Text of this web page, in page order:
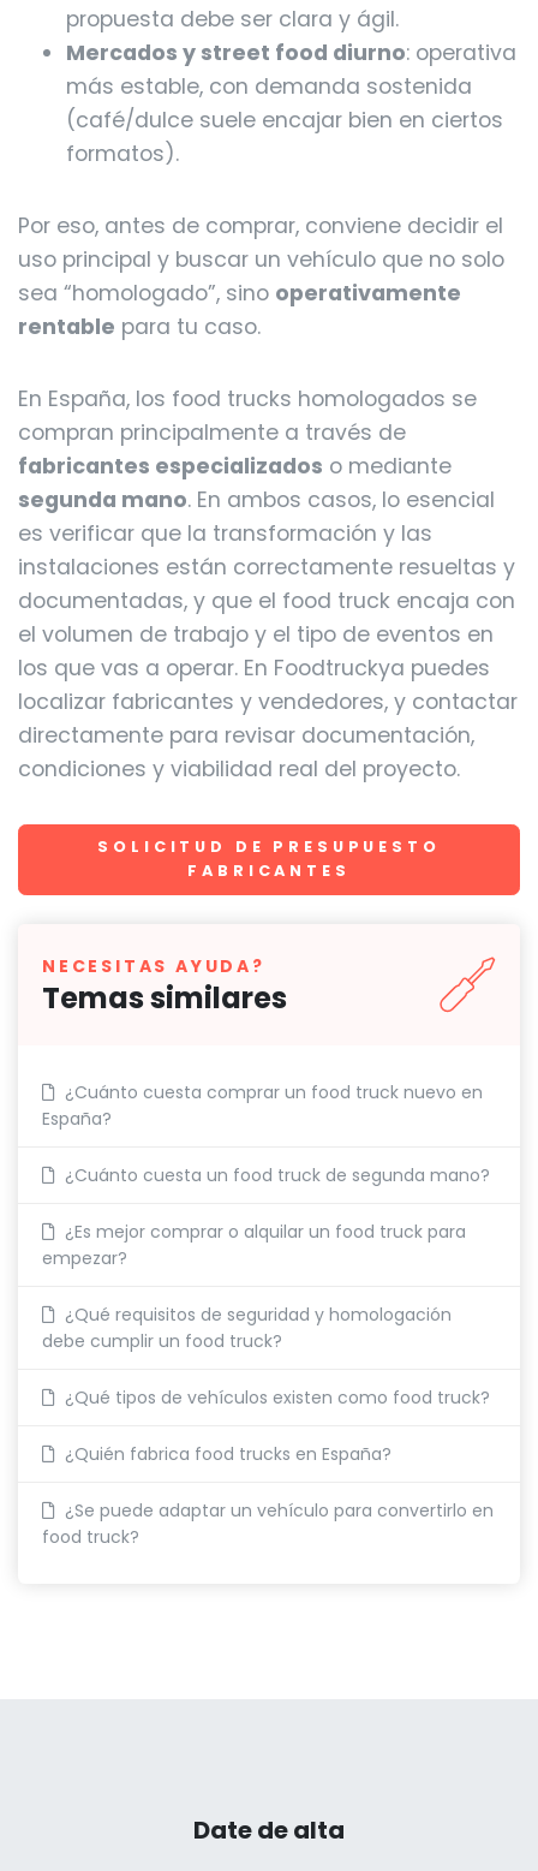
propuesta debe ser clara y ágil.
Mercados y street food diurno: operativa
más estable, con demanda sostenida
(café/dulce suele encajar bien en ciertos
formatos).
Por eso, antes de comprar, conviene decidir el
uso principal y buscar un vehículo que no solo
sea “homologado”, sino operativamente
rentable para tu caso.
En España, los food trucks homologados se
compran principalmente a través de
fabricantes especializados o mediante
segunda mano. En ambos casos, lo esencial
es verificar que la transformación y las
instalaciones están correctamente resueltas y
documentadas, y que el food truck encaja con
el volumen de trabajo y el tipo de eventos en
los que vas a operar. En Foodtruckya puedes
localizar fabricantes y vendedores, y contactar
directamente para revisar documentación,
condiciones y viabilidad real del proyecto.
SOLICITUD DE PRESUPUESTO
FABRICANTES
NECESITAS AYUDA?
Temas similares
¿Cuánto cuesta comprar un food truck nuevo en
España?
¿Cuánto cuesta un food truck de segunda mano?
¿Es mejor comprar o alquilar un food truck para
empezar?
¿Qué requisitos de seguridad y homologación
debe cumplir un food truck?
¿Qué tipos de vehículos existen como food truck?
¿Quién fabrica food trucks en España?
¿Se puede adaptar un vehículo para convertirlo en
food truck?
Date de alta